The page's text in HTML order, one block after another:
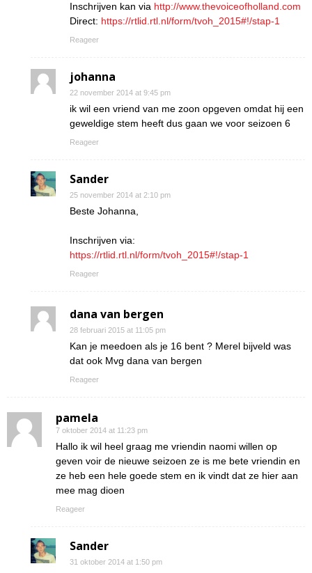
Inschrijven kan via http://www.thevoiceofholland.com
Direct: https://rtlid.rtl.nl/form/tvoh_2015#!/stap-1
Reageer
johanna
22 november 2014 at 9:45 pm
ik wil een vriend van me zoon opgeven omdat hij een
geweldige stem heeft dus gaan we voor seizoen 6
Reageer
Sander
25 november 2014 at 2:10 pm
Beste Johanna,
Inschrijven via:
https://rtlid.rtl.nl/form/tvoh_2015#!/stap-1
Reageer
dana van bergen
28 februari 2015 at 11:05 pm
Kan je meedoen als je 16 bent ? Merel bijveld was
dat ook Mvg dana van bergen
Reageer
pamela
7 oktober 2014 at 11:23 pm
Hallo ik wil heel graag me vriendin naomi willen op
geven voir de nieuwe seizoen ze is me bete vriendin en
ze heb een hele goede stem en ik vindt dat ze hier aan
mee mag dioen
Reageer
Sander
31 oktober 2014 at 1:50 pm